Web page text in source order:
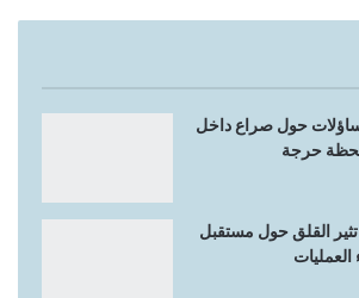
حول صراع داخل
لحظة حرجة
القلق حول مستقبل
العمليات